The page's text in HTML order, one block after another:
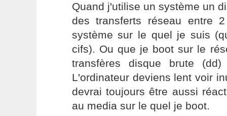
Quand j'utilise un système un
des transferts réseau entre
système sur le quel je suis
cifs). Ou que je boot sur le
transfères disque brute
L'ordinateur deviens lent voir
devrai toujours être aussi
au media sur le quel je boot.